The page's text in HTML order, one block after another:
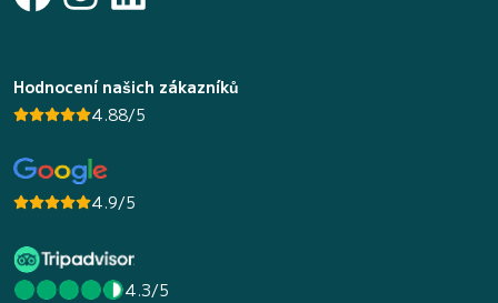
Hodnocení našich zákazníků
4.88/5
4.9/5
4.3/5